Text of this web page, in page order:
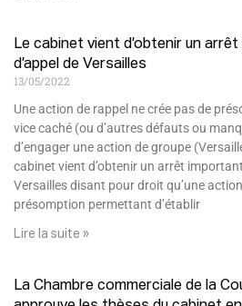
Le cabinet vient d’obtenir un
d’appel de Versailles
13/05/2022
Une action de rappel ne crée pas de
vice caché (ou d’autres défauts ou
d’engager une action de groupe
cabinet vient d’obtenir un arrêt
Versailles disant pour droit qu’une
présomption permettant d’établir
Lire la suite »
La Chambre commerciale de la